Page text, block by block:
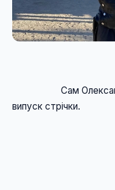
випуск стрічки.